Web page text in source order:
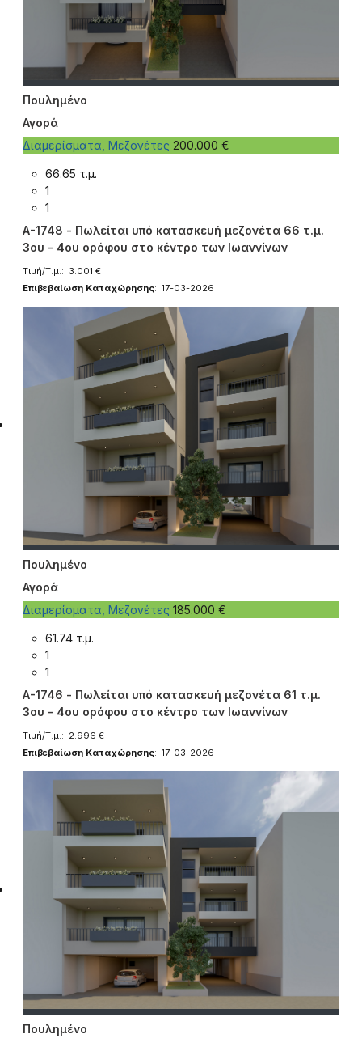
Πουλημένο
Αγορά
Διαμερίσματα, Μεζονέτες 200.000 €
66.65 τ.μ.
1
1
A-1748 - Πωλείται υπό κατασκευή μεζονέτα 66 τ.μ.
3ου - 4ου ορόφου στο κέντρο των Ιωαννίνων
Τιμή/Τ.μ.: 3.001 €
Επιβεβαίωση Καταχώρησης: 17-03-2026
Πουλημένο
Αγορά
Διαμερίσματα, Μεζονέτες 185.000 €
61.74 τ.μ.
1
1
A-1746 - Πωλείται υπό κατασκευή μεζονέτα 61 τ.μ.
3ου - 4ου ορόφου στο κέντρο των Ιωαννίνων
Τιμή/Τ.μ.: 2.996 €
Επιβεβαίωση Καταχώρησης: 17-03-2026
Πουλημένο